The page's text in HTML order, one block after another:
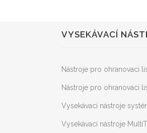
VYSEKÁVACÍ
Nástroje pro ohranovaci
Nástroje pro ohranovaci
Vysekávací nástroje
Vysekávací nástroje